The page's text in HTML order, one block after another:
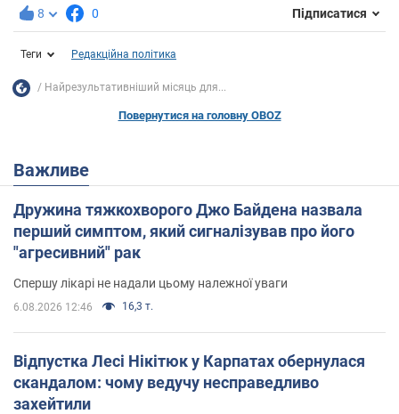
8 0 Підписатися
Теги Редакційна політика
Найрезультативніший місяць для...
Повернутися на головну OBOZ
Важливе
Дружина тяжкохворого Джо Байдена назвала
перший симптом, який сигналізував про його
"агресивний" рак
Спершу лікарі не надали цьому належної уваги
6.08.2026 12:46 16,3 т.
Відпустка Лесі Нікітюк у Карпатах обернулася
скандалом: чому ведучу несправедливо
захейтили